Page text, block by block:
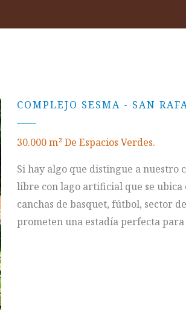
COMPLEJO SESMA - SAN
30.000 m² De Espacios Verdes.
Si hay algo que distingue a nuestro
libre con lago artificial que se
canchas de basquet, fútbol, sector
prometen una estadía perfecta